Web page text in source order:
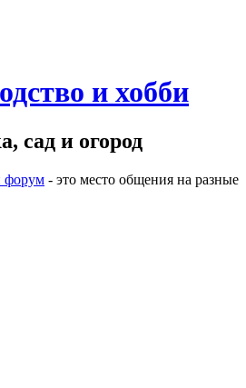
и хобби
сад и огород
форум - это место общения на разные